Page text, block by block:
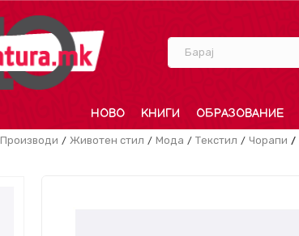
Барај
НОВО КНИГИ ОБРАЗОВАНИЕ
Производи Животен стил Мода Текстил Чорапи